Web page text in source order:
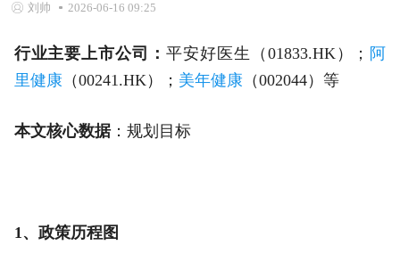
刘帅 2026-06-16 09:25
行业主要上市公司： 平安好医生（01833.HK）； 阿
里健康（00241.HK）； 美年健康（002044）等
本文核心数据：规划目标
1、政策历程图